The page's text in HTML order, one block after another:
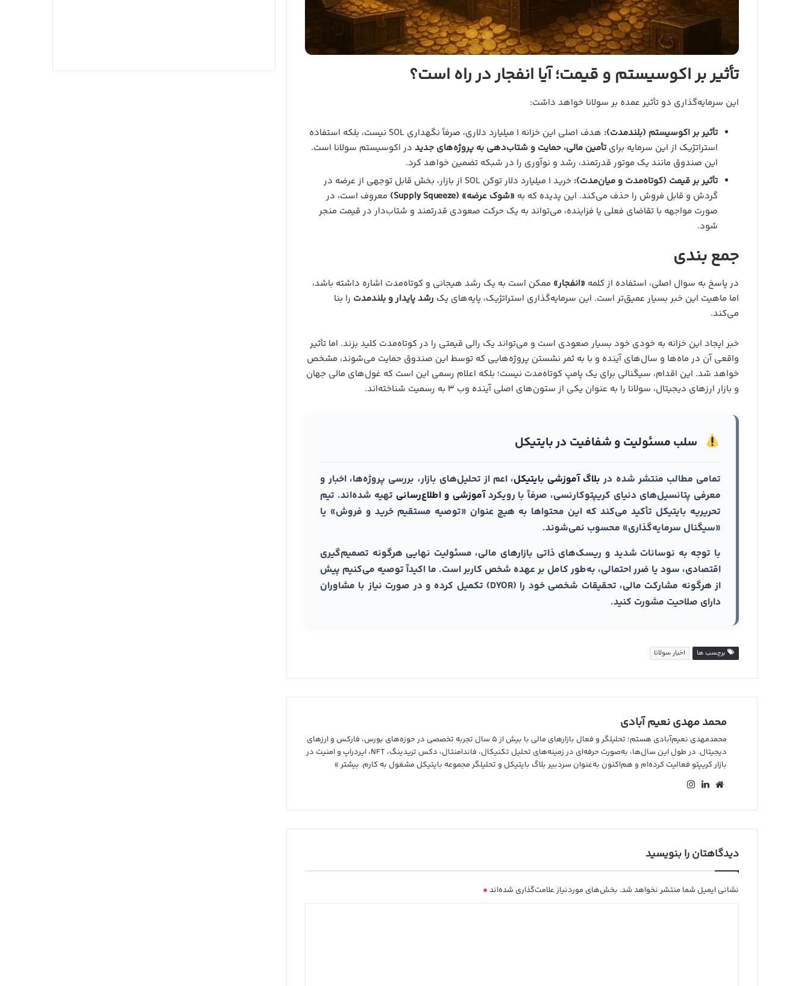
تأثیر بر اکوسیستم و قیمت؛ آیا انفجار در راه است؟
این سرمایه‌گذاری دو تأثیر عمده بر سولانا خواهد داشت:
تأثیر بر اکوسیستم (بلندمدت):
هدف اصلی این خزانه ۱ میلیارد دلاری، صرفاً نگهداری SOL نیست، بلکه استفاده
استراتژیک از این سرمایه برای تأمین مالی، حمایت و شتاب‌دهی به پروژه‌های جدید در اکوسیستم سولانا است.
این صندوق مانند یک موتور قدرتمند، رشد و نوآوری را در شبکه تضمین خواهد کرد.
تأثیر بر قیمت (کوتاه‌مدت و میان‌مدت):
خرید ۱ میلیارد دلار توکن SOL از بازار، بخش قابل توجهی از عرضه در
گردش و قابل فروش را حذف می‌کند. این پدیده که به «شوک عرضه» (Supply Squeeze)
معروف است، در
صورت مواجهه با تقاضای فعلی یا فزاینده، می‌تواند به یک حرکت صعودی قدرتمند و شتاب‌دار در قیمت منجر
شود.
جمع‌ بندی
در پاسخ به سوال اصلی، استفاده از کلمه «انفجار» ممکن است به یک رشد هیجانی و کوتاه‌مدت اشاره داشته باشد،
اما ماهیت این خبر بسیار عمیق‌تر است. این سرمایه‌گذاری استراتژیک، پایه‌های یک رشد پایدار و بلندمدت را بنا
می‌کند.
خبر ایجاد این خزانه به خودی خود بسیار صعودی است و می‌تواند یک رالی قیمتی را در کوتاه‌مدت کلید بزند. اما تأثیر
واقعی آن در ماه‌ها و سال‌های آینده و با به ثمر نشستن پروژه‌هایی که توسط این صندوق حمایت می‌شوند، مشخص
خواهد شد. این اقدام، سیگنالی برای یک پامپ کوتاه‌مدت نیست؛ بلکه اعلام رسمی این است که غول‌های مالی جهان
و بازار ارزهای دیجیتال، سولانا را به عنوان یکی از ستون‌های اصلی آینده وب ۳ به رسمیت شناخته‌اند.
سلب مسئولیت و شفافیت در بایتیکل
تمامی مطالب منتشر شده در بلاگ آموزشی بایتیکل، اعم از تحلیل‌های بازار، بررسی پروژه‌ها، اخبار و
معرفی پتانسیل‌های دنیای کریپتوکارنسی، صرفاً با رویکردآموزشی و اطلاع‌رسانی تهیه شده‌اند. تیم
تحریریه بایتیکل تأکید می‌کند که این محتواها به هیچ عنوان «توصیه مستقیم خرید و فروش» یا
«سیگنال سرمایه‌گذاری» محسوب نمی‌شوند.
با توجه به نوسانات شدید و ریسک‌های ذاتی بازارهای مالی، مسئولیت نهایی هرگونه تصمیم‌گیری
اقتصادی، سود یا ضرر احتمالی، به‌طور کامل بر عهده شخص کاربر است. ما اکیداً توصیه می‌کنیم پیش
از هرگونه مشارکت مالی، تحقیقات شخصی خود را (DYOR) تکمیل کرده و در صورت نیاز با مشاوران
دارای صلاحیت مشورت کنید.
برچسب ها اخبار سولانا
محمد مهدی نعیم آبادی
محمدمهدی نعیم‌آبادی هستم؛ تحلیلگر و فعال بازارهای مالی با بیش از ۵ سال تجربه تخصصی در حوزه‌های بورس، فارکس و ارزهای
دیجیتال. در طول این سال‌ها، به‌صورت حرفه‌ای در زمینه‌های تحلیل تکنیکال، فاندامنتال، دکس تریدینگ، NFT، ایردراپ و امنیت در
بازار کریپتو فعالیت کرده‌ام و هم‌اکنون به‌عنوان سردبیر بلاگ بایتیکل و تحلیلگر مجموعه بایتیکل مشغول به کارم. بیشتر »
وب
ت
لین
ین گرا
م
دیدگاهتان را بنویسید
نشانی ایمیل شما منتشر نخواهد شد. بخش‌های موردنیاز علامت‌گذاری شده‌اند*